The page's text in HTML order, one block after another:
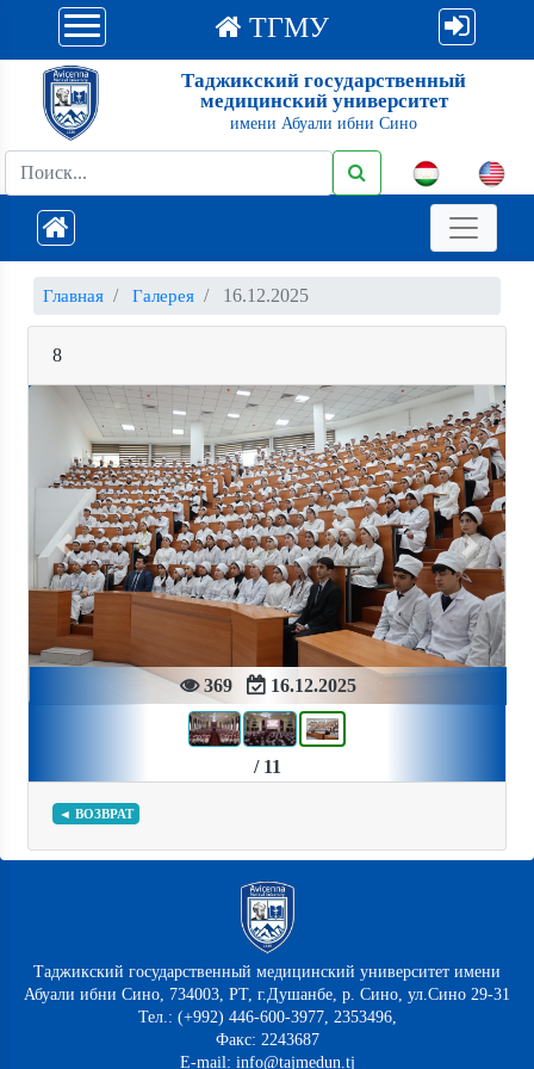
ТГМУ
Таджикский государственный
медицинский университет
имени Абуали ибни Сино
Главная Галерея 16.12.2025
8
369 16.12.2025
Previous Next
/ 11
◄ ВОЗВРАТ
Таджикский государственный медицинский университет имени
Абуали ибни Сино, 734003, РТ, г.Душанбе, р. Сино, ул.Сино 29-31
Тел.: (+992) 446-600-3977, 2353496,
Факс: 2243687
E-mail: info@tajmedun.tj